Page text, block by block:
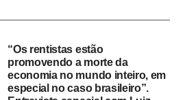
“Os rentistas estão
promovendo a morte da
economia no mundo inteiro, em
especial no caso brasileiro”.